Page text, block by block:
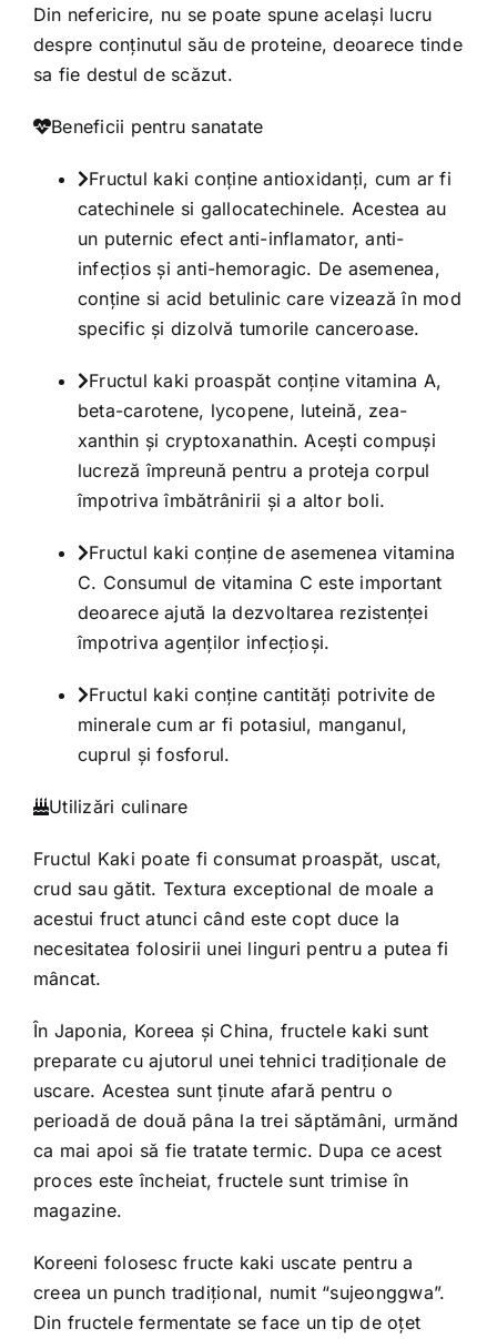
Din nefericire, nu se poate spune acelaşi lucru
despre conţinutul său de proteine, deoarece tinde
sa fie destul de scăzut.
Beneficii pentru sanatate
Fructul kaki conţine antioxidanţi, cum ar fi
catechinele si gallocatechinele. Acestea au
un puternic efect anti-inflamator, anti-
infecţios şi anti-hemoragic. De asemenea,
conţine si acid betulinic care vizează în mod
specific și dizolvă tumorile canceroase.
Fructul kaki proaspăt conţine vitamina A,
beta-carotene, lycopene, luteină, zea-
xanthin şi cryptoxanathin. Aceşti compuşi
lucreză împreună pentru a proteja corpul
împotriva îmbătrânirii şi a altor boli.
Fructul kaki conţine de asemenea vitamina
C. Consumul de vitamina C este important
deoarece ajută la dezvoltarea rezistenţei
împotriva agenţilor infecţioşi.
Fructul kaki conţine cantităţi potrivite de
minerale cum ar fi potasiul, manganul,
cuprul şi fosforul.
Utilizări culinare
Fructul Kaki poate fi consumat proaspăt, uscat,
crud sau gătit. Textura exceptional de moale a
acestui fruct atunci când este copt duce la
necesitatea folosirii unei linguri pentru a putea fi
mâncat.
În Japonia, Koreea şi China, fructele kaki sunt
preparate cu ajutorul unei tehnici tradiţionale de
uscare. Acestea sunt ţinute afară pentru o
perioadă de două pâna la trei săptămâni, urmănd
ca mai apoi să fie tratate termic. Dupa ce acest
proces este încheiat, fructele sunt trimise în
magazine.
Koreeni folosesc fructe kaki uscate pentru a
creea un punch tradiţional, numit “sujeonggwa”.
Din fructele fermentate se face un tip de oţet